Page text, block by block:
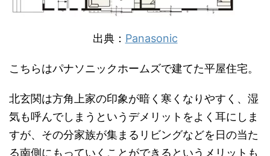
出典： Panasonic
こちらはパナソニックホームズで建てた平屋住宅。
北玄関は方角上家の印象が暗く寒くなりやすく、湿
気も呼んでしまうというデメリットをよく耳にしま
すが、その分家族が集まるリビングなどを日の当た
る南側にもっていくことができるというメリットも